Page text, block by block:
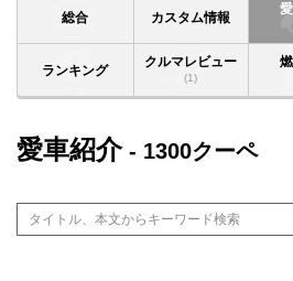
総合 カスタム情報
ランキング
クルマレビュー
(1)
愛車紹介- 1300クーペ